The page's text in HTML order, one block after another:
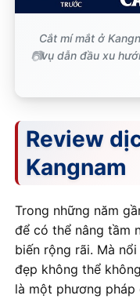
Cắt mí mắt ở
vụ dẫn đầu xu
Review
Kangnam
Trong những năm
để có thể nâng tầm
biến rộng rãi. Mà
đẹp không thể
là một phương pháp